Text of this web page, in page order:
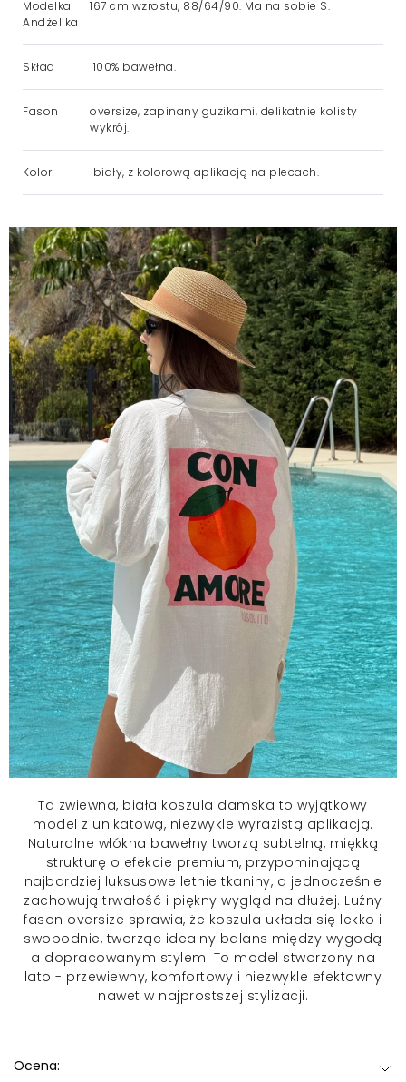
Modelka
Andżelika
167 cm wzrostu, 88/64/90. Ma na sobie S.
Skład 100% bawełna.
Fason
oversize, zapinany guzikami, delikatnie kolisty
wykrój.
Kolor biały, z kolorową aplikacją na plecach.
Ta zwiewna, biała koszula damska to wyjątkowy
model z unikatową, niezwykle wyrazistą aplikacją.
Naturalne włókna bawełny tworzą subtelną, miękką
strukturę o efekcie premium, przypominającą
najbardziej luksusowe letnie tkaniny, a jednocześnie
zachowują trwałość i piękny wygląd na dłużej. Luźny
fason oversize sprawia, że koszula układa się lekko i
swobodnie, tworząc idealny balans między wygodą
a dopracowanym stylem. To model stworzony na
lato - przewiewny, komfortowy i niezwykle efektowny
nawet w najprostszej stylizacji.
Ocena: